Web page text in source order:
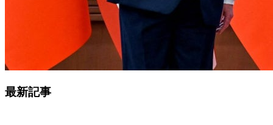
最新記事